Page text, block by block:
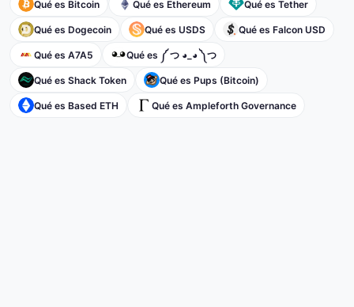
Qué es Bitcoin Qué es Ethereum Qué es Tether
Qué es Dogecoin Qué es USDS Qué es Falcon USD
Qué es A7A5 Qué es ༼ つ ◕_◕ ༽つ
Qué es Shack Token Qué es Pups (Bitcoin)
Qué es Based ETH Qué es Ampleforth Governance